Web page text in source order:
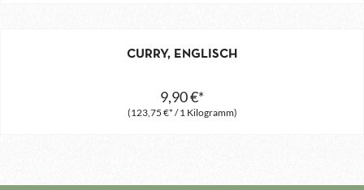
CURRY, ENGLISCH
(123,75 €* / 1 Kilogramm)
9,90 €*